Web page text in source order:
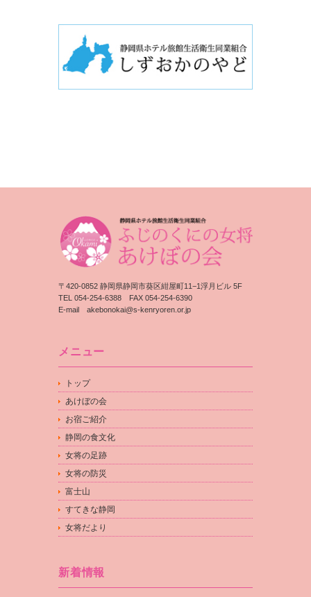
〒420-0852 静岡県静岡市葵区紺屋町11−1浮月ビル 5F
TEL 054-254-6388 FAX 054-254-6390
E-mail akebonokai@s-kenryoren.or.jp
メニュー
トップ
あけぼの会
お宿ご紹介
静岡の食文化
女将の足跡
女将の防災
富士山
すてきな静岡
女将だより
新着情報